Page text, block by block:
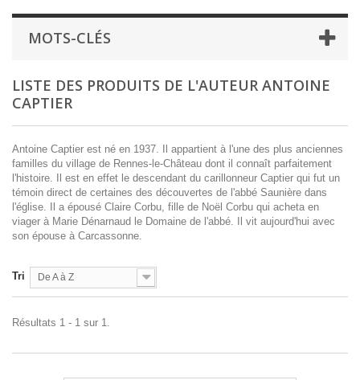
MOTS-CLÉS
LISTE DES PRODUITS DE L'AUTEUR ANTOINE
CAPTIER
Antoine Captier est né en 1937. Il appartient à l'une des plus anciennes
familles du village de Rennes-le-Château dont il connaît parfaitement
l'histoire. Il est en effet le descendant du carillonneur Captier qui fut un
témoin direct de certaines des découvertes de l'abbé Saunière dans
l'église. Il a épousé Claire Corbu, fille de Noël Corbu qui acheta en
viager à Marie Dénarnaud le Domaine de l'abbé. Il vit aujourd'hui avec
son épouse à Carcassonne.
Tri De A à Z
Résultats 1 - 1 sur 1.